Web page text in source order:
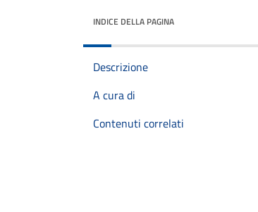
INDICE DELLA PAGINA
Descrizione
A cura di
Contenuti correlati